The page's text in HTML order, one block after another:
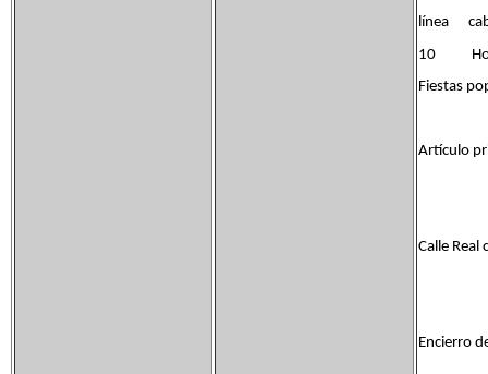
línea
10
Fiestas
Artículo
Calle Real
Encierro